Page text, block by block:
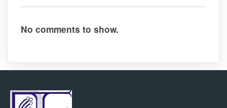
No comments to show.